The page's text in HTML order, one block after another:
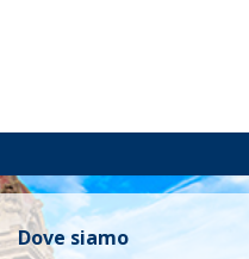
Dove siamo